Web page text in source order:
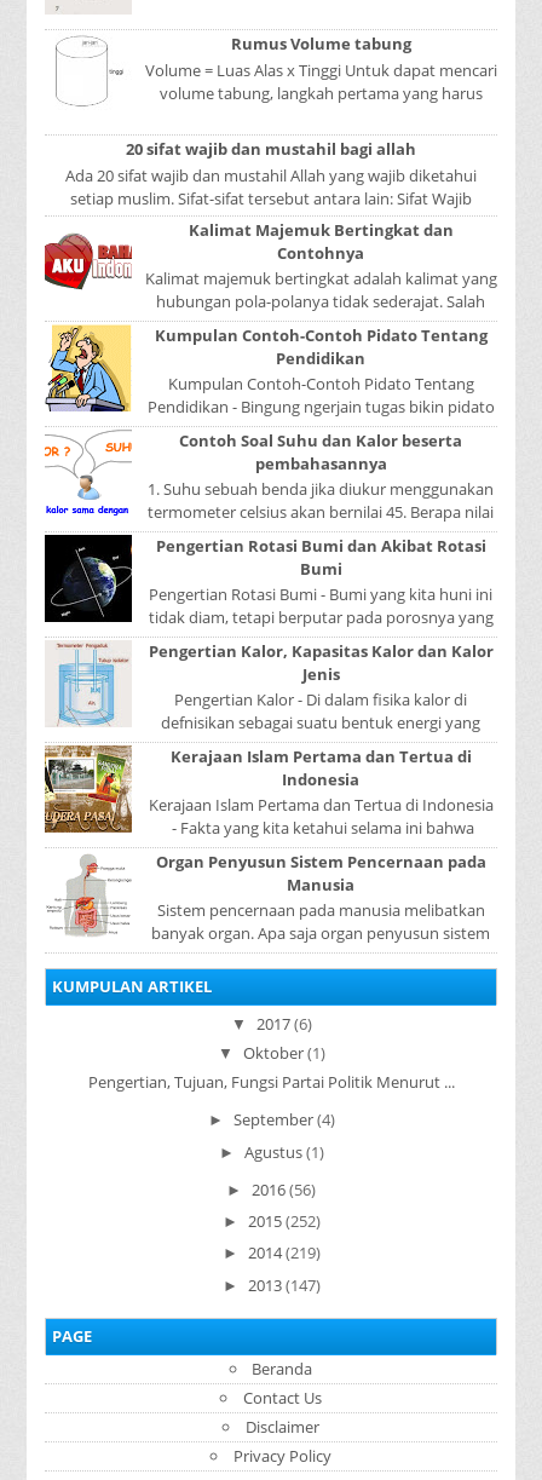
mer...
Rumus Volume tabung
Volume = Luas Alas x Tinggi Untuk dapat mencari
volume tabung, langkah pertama yang harus
tabun...
20 sifat wajib dan mustahil bagi allah
Ada 20 sifat wajib dan mustahil Allah yang wajib diketahui
setiap muslim. Sifat-sifat tersebut antara lain: Sifat Wajib
Tulisan A...
Kalimat Majemuk Bertingkat dan
Contohnya
Kalimat majemuk bertingkat adalah kalimat yang
hubungan pola-polanya tidak sederajat. Salah
satu pola menduduki sebagai induk kalimat, se...
Kumpulan Contoh-Contoh Pidato Tentang
Pendidikan
Kumpulan Contoh-Contoh Pidato Tentang
Pendidikan - Bingung ngerjain tugas bikin pidato
sekolah? Atau sedang nyari kumpulan contoh-
contoh ...
Contoh Soal Suhu dan Kalor beserta
pembahasannya
1. Suhu sebuah benda jika diukur menggunakan
termometer celsius akan bernilai 45. Berapa nilai
yang ditunjukkan oleh termometer Reamur, ...
Pengertian Rotasi Bumi dan Akibat Rotasi
Bumi
Pengertian Rotasi Bumi - Bumi yang kita huni ini
tidak diam, tetapi berputar pada porosnya yang
disebut rotasi bumi. Waktu yang diperlukan...
Pengertian Kalor, Kapasitas Kalor dan Kalor
Jenis
Pengertian Kalor - Di dalam fisika kalor di
defnisikan sebagai suatu bentuk energi yang
dapat berpindah atau mengalir dari benda yang
...
Kerajaan Islam Pertama dan Tertua di
Indonesia
Kerajaan Islam Pertama dan Tertua di Indonesia
- Fakta yang kita ketahui selama ini bahwa
kerajaan Samudera Pasai merupakan kerajaan ...
Organ Penyusun Sistem Pencernaan pada
Manusia
Sistem pencernaan pada manusia melibatkan
banyak organ. Apa saja organ penyusun sistem
pencernaan pada manusia ? Organ penyusun
KUMPULAN ARTIKEL
▼ 2017(6)
▼ Oktober(1)
Pengertian, Tujuan, Fungsi Partai Politik Menurut ...
► September(4)
► Agustus(1)
► 2016(56)
► 2015(252)
► 2014(219)
► 2013(147)
PAGE
Beranda
Contact Us
Disclaimer
Privacy Policy